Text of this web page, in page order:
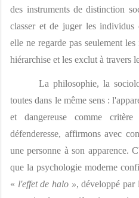
des instruments de distinction
classer et de juger les individus
elle ne regarde pas seulement
hiérarchise et les exclut à travers
La philosophie, la
toutes dans le même sens :
et dangereuse comme
défenderesse, affirmons avec
une personne à son apparence.
que la psychologie moderne
« l'effet de halo », développé par